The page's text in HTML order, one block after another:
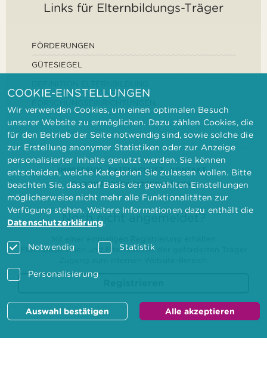
Links für Elternbildungs-Träger
FÖRDERUNGEN
GÜTESIEGEL
IMPRESSUM DATENSCHUTZ
KONTAKT
BARRIEREFREIHEITSERKLÄRUNG
Noch nicht angemeldet?
Mit einer einmaligen Registrierung erhalten
Elternbilderinnen und Elternbildner der geförderten Träger
COOKIE-EINSTELLUNGEN
Wir verwenden Cookies, um einen optimalen Besuch
unserer Website zu ermöglichen. Dazu zählen Cookies, die
für den Betrieb der Seite notwendig sind, sowie solche die
zur Erstellung anonymer Statistiken oder zur Anzeige
personalisierter Inhalte genutzt werden. Sie können
entscheiden, welche Kategorien Sie zulassen wollen. Bitte
beachten Sie, dass auf Basis der gewählten Einstellungen
möglicherweise nicht mehr alle Funktionalitäten zur
Verfügung stehen. Weitere Informationen dazu enthält die
Datenschutzerklärung.
Notwendig Statistik
Personalisierung
Auswahl bestätigen Alle akzeptieren